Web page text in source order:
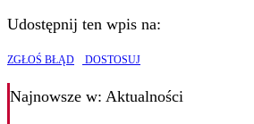
Udostępnij ten wpis na:
ZGŁOŚ BŁĄD DOSTOSUJ
Najnowsze w: Aktualności